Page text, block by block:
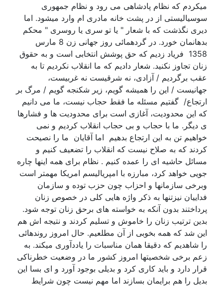
میکردم که نظام پادشاهی می رود و نظام جمهوری
سوسیالیستی از در پشت خانه مادری ام وارد میشود. اما
دیری نگذشت که با شعار " یا تو سری یا روسری " محکم
بدهانمان خورد. در گردهمائی روز جهانی زن 8 مارس
1358 فریاد زدیم که حق پوشش انتخابی است و به حقوق
زنان تجاوز نکنید. شعار دادیم که ما انقلاب نکردیم تا به
عقب برگردیم / آزادی، نه شرقیست نه غربیست،
جهانیست / این را همیشه گویم، زیر شکنجه گویم / مرگ بر
ارتجاع/ گفتیم مسئله ما فقط حجاب نیست، ما می دانیم
که این محدودیت، آغازی است برای محدودیت ها و فشارها
ی دیگر. ما با حجاب و بی حجاب انقلاب کردیم و نمی
خواهیم تن به این ارتجاع بدهیم اما آقایان ما را نصیحت
کردند که به صلاح نیست که انقلاب را تضعیف کنیم و
مسائل حاشیه ای را عمده کنیم . نظام برای همه اینها چاره
جویی خواهد کرد، مبارزه با امپریالیسم امریکا مهمتر است
وبرخی سازمانها و احزاب چون حزب توده و سازمان
فداییان نیزتنها به ذکر واژه هایی کلی در خصوص زنان
پرداختند بدون آنکه به خواسته های برحق زنان توجه شود.
بدین ترتیب زنان را خاموش و تسلیم کردند و نتیجه اش هم
این شد که همه بخوبی از آن مطلعیم. حال امروز روندهائی
را شاهدیم که دقیقا همان مناسبات را یاددآوری میکند. به
زعم برخی شخصیتها امروز کشور ما در وضعیت خطرناکی
قرار دارد و باید کاری کرد و بدیلی بوجود آورد و ای بسا این
بدیل را هم برایمان بسازند اما مهم نیست چون شرایط